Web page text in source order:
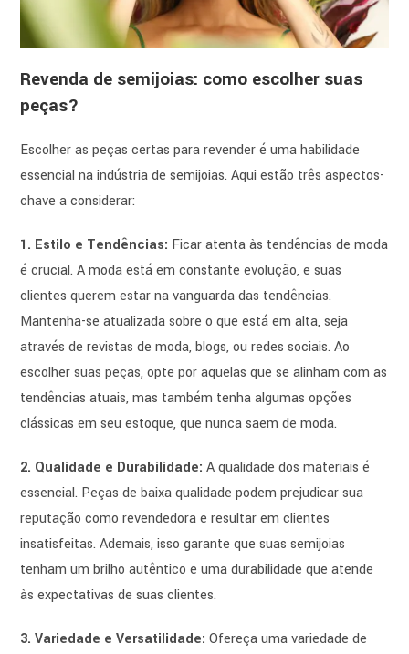
Revenda de semijoias: como escolher suas
peças?
Escolher as peças certas para revender é uma habilidade
essencial na indústria de semijoias. Aqui estão três aspectos-
chave a considerar:
1. Estilo e Tendências: Ficar atenta às tendências de moda
é crucial. A moda está em constante evolução, e suas
clientes querem estar na vanguarda das tendências.
Mantenha-se atualizada sobre o que está em alta, seja
através de revistas de moda, blogs, ou redes sociais. Ao
escolher suas peças, opte por aquelas que se alinham com as
tendências atuais, mas também tenha algumas opções
clássicas em seu estoque, que nunca saem de moda.
2. Qualidade e Durabilidade: A qualidade dos materiais é
essencial. Peças de baixa qualidade podem prejudicar sua
reputação como revendedora e resultar em clientes
insatisfeitas. Ademais, isso garante que suas semijoias
tenham um brilho autêntico e uma durabilidade que atende
às expectativas de suas clientes.
3. Variedade e Versatilidade: Ofereça uma variedade de